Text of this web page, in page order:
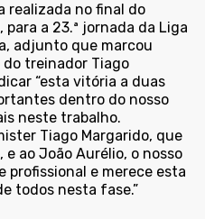
realizada no final do
a 23.ª jornada da Liga
adjunto que marcou
treinador Tiago
“esta vitória a duas
dentro do nosso
neste trabalho.
Tiago Margarido, que
ao João Aurélio, o nosso
profissional e merece esta
todos nesta fase.”